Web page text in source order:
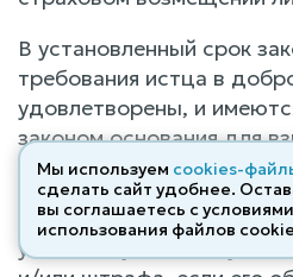
В установленный срок
требования истца в
удовлетворены, и
законом основания для
неустойки.
Страховщик
уплаты неустойки, суммы
Мы используем cookies-
сделать сайт удобнее.
вы соглашаетесь с условиями
использования файлов